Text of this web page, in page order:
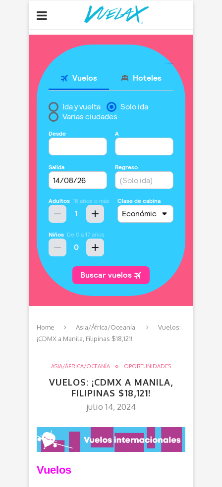
Home Asia/África/Oceanía
Vuelos:
¡CDMX a Manila, Filipinas $18,121!
ASIA/ÁFRICA/OCEANÍA OPORTUNIDADES
VUELOS: ¡CDMX A MANILA,
FILIPINAS $18,121!
julio 14, 2024
Vuelos